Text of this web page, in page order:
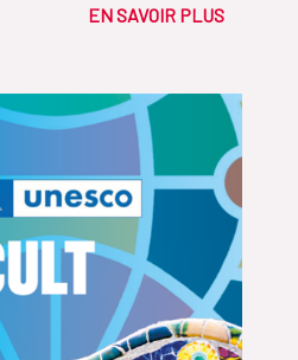
EN SAVOIR PLUS